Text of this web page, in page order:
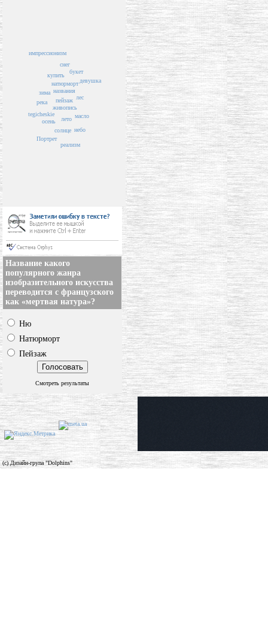
пейзаж
названия
живопись
лето
натюрморт
купить
солнце
лес
зима
осень
букет
масло
река
снег
tegicheskie
реализм
небо
импрессионизм
Портрет
девушка
Название какого
популярного жанра
изобразительного искусства
переводится с французского
как «мертвая натура»?
Ню
Натюрморт
Пейзаж
Смотреть результаты
(c) Дизайн-група "Dolphins"